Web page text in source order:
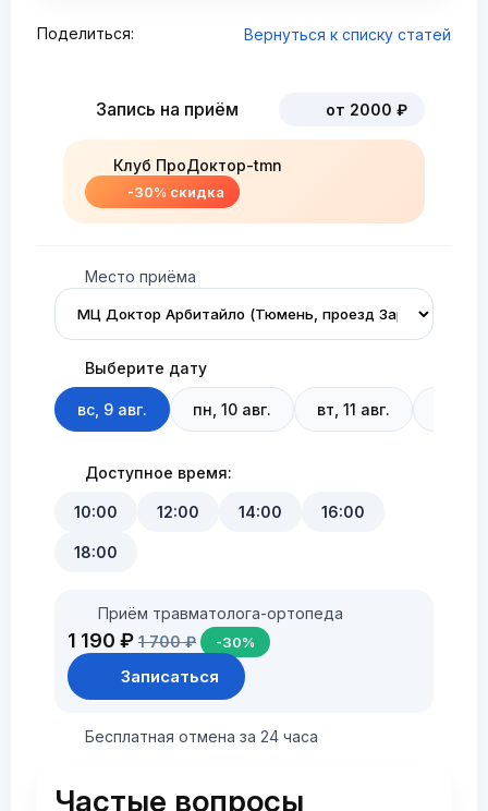
Поделиться: Вернуться к списку статей
Запись на приём от 2000 ₽
Клуб ПроДоктор-tmn
-30% скидка
Место приёма
Выберите дату
вс, 9 авг. пн, 10 авг. вт, 11 авг.
Доступное время:
10:00 12:00 14:00 16:00
18:00
Приём травматолога-ортопеда
1 190 ₽ 1 700 ₽ -30%
Записаться
Бесплатная отмена за 24 часа
Частые вопросы